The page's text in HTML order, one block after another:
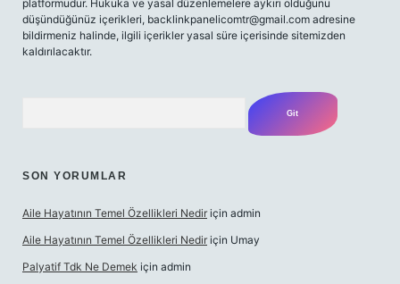
platformudur. Hukuka ve yasal düzenlemelere aykırı olduğunu
düşündüğünüz içerikleri, backlinkpanelicomtr@gmail.com adresine
bildirmeniz halinde, ilgili içerikler yasal süre içerisinde sitemizden
kaldırılacaktır.
SON YORUMLAR
Aile Hayatının Temel Özellikleri Nedir için admin
Aile Hayatının Temel Özellikleri Nedir için Umay
Palyatif Tdk Ne Demek için admin